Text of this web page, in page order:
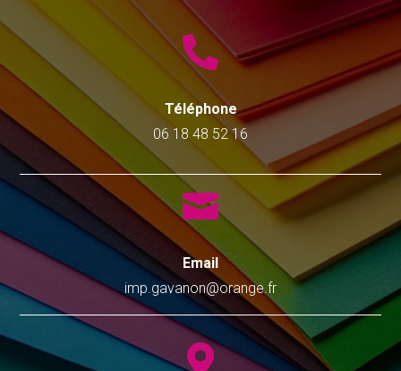

Téléphone
06 18 48 52 16

Email
imp.gavanon@orange.fr
